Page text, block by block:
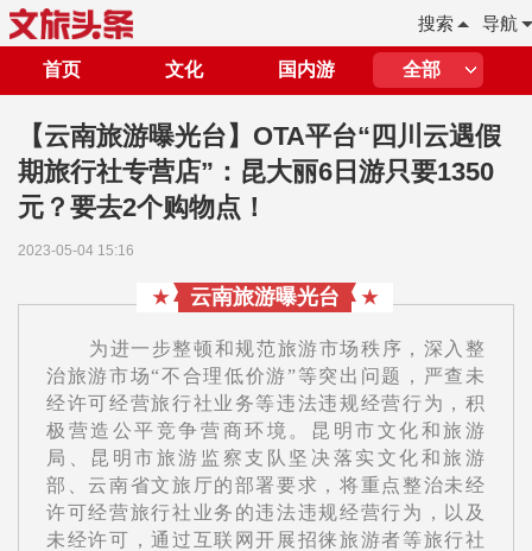
导航
搜索
首页 文化 国内游 全部
【云南旅游曝光台】OTA平台“四川云遇假
期旅行社专营店”：昆大丽6日游只要1350
元？要去2个购物点！
2023-05-04 15:16
★ 云南旅游曝光台 ★
为进一步整顿和规范旅游市场秩序，深入整
治旅游市场“不合理低价游”等突出问题，严查未
经许可经营旅行社业务等违法违规经营行为，积
极营造公平竞争营商环境。昆明市文化和旅游
局、昆明市旅游监察支队坚决落实文化和旅游
部、云南省文旅厅的部署要求，将重点整治未经
许可经营旅行社业务的违法违规经营行为，以及
未经许可，通过互联网开展招徕旅游者等旅行社